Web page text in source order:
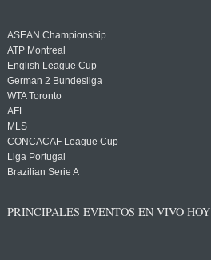
ASEAN Championship
ATP Montreal
English League Cup
German 2 Bundesliga
WTA Toronto
AFL
MLS
CONCACAF League Cup
Liga Portugal
Brazilian Serie A
PRINCIPALES EVENTOS EN VIVO HOY